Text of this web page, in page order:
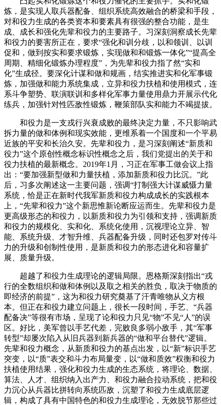
炼，是实现人取兵器配备、组织系统高效融合的桥梁和手段，
对和役力生成的各类资本和要素具有很强的整合功能，是生
成、成长和强化先辈和役力的主要路子。习深刻洞察成长先辈
和役力的要害所正在，要求“强化和训分歧，以和领训、以训
促和，做到按实和要求锻炼，实现做和和锻炼一体化”“提高全
周期、精细化锻炼办理程度”，为先辈和役力指了然“实和
化”生成径。要深化计谋和做和规画，结实推进实和化军事锻
炼，加强做和能力系统集成，立异和役力扶植和使用模式，连
系斗争塑势、联演联训和多样化军事力量使用鼎力开展示代化
练兵，加强针对性匹敌性锻炼，鞭策部队实和能力不竭提拔。
和役力是一支戎行兴衰成败的最终决定力量，不只影响武
拆力量的做和体例和现实效能，更维系着一个国度和一个平易
近族的平安和长治久安。先辈和役力，是习深刻阐述“新质和
役力”这个原创性概念标识性概念之后，我们党提出的关于和
役力扶植的最新概念。2019年1月，习正在军事工做会议上指
出：“要加强新型做和力量扶植，添加新质和役力比沉。”此
后，习多次阐述这一主要问题，强调“打制强大计谋威慑力量
系统，恰是正在新时代我军新质和役力构成成长的实践根本
上，“先辈和役力”这个新思惟新论断应运而生。先辈和役力是
更高级形态的和役力，以新质和役力为引领和支持，强调新质
和役力的规模化、实和化、系统化使用，沉视理论立异、智
能、系统升级、才智升维、兵器配备升级，同时还包罗对传斗
力的升级和创制性使用，是新质和役力的形态进化和容量扩
展、质量升级。
超越了和役力生成理论的逻辑局限。恩格斯深刻指出“戎
行的全数组织和做和体例以及取之相关的胜负，取决于物质的
即经济的前提”，这为和役力研究奠基了汗青唯物从义方根
本。但正在和役力建立问题上，很长一段时间，手艺、“兵器
配备决”等很有市场，呈现了论和役力只见“物”不见“人”的误
区。好比，美军曾以手艺代差，完败良多弱小敌手，其“军事
转型”却屡次陷入从旧兵器到新兵器的“做和平台替代”逻辑。
先辈和役力概念，从新质和役力的基点出发，以“新”标识手艺
突变，以“质”表交和斗力布局量变，以“做和质效”权衡和役力
扶植使用结果，强化和役力生成的生态系统，将理论、数据、
算法、人才、组织纳入出产力、和役力融合拉动系统，把和役
力沉心从兵器比拼转向系统匹敌，沉塑了和役力生成底层逻
辑，构成了具有中国特色的和役力生成理论，无效脱节那些过